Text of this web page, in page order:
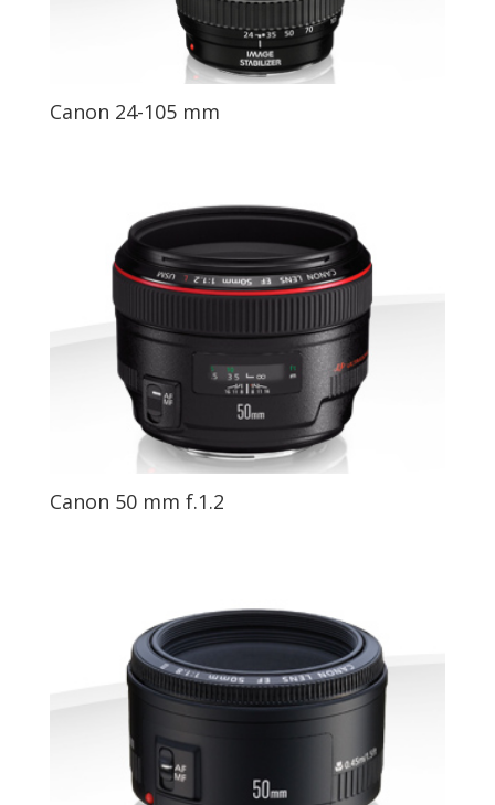
Canon 24-105 mm
Canon 50 mm f.1.2